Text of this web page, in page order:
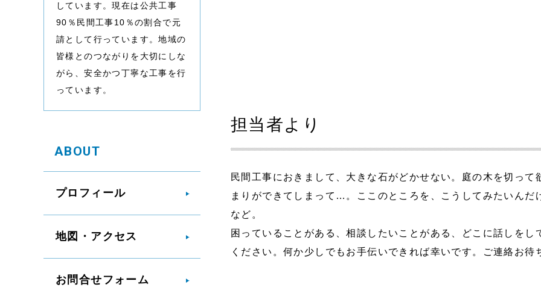
担当者より
民間工事におきまして、 大きな石がどかせない。庭の木を切って
まりができてしまって…。ここのところを、こうしてみたいんだ
など。
困っていることがある、相談したいことがある、どこに話しを
ください。何か少しでもお手伝いできれば幸いです。ご連絡お待
しています。現在は公共工事
90％民間工事10％の割合で元
請として行っています。地域の
皆様とのつながりを大切にしな
がら、安全かつ丁寧な工事を行
っています。
ABOUT
プロフィール
地図・アクセス
お問合せフォーム